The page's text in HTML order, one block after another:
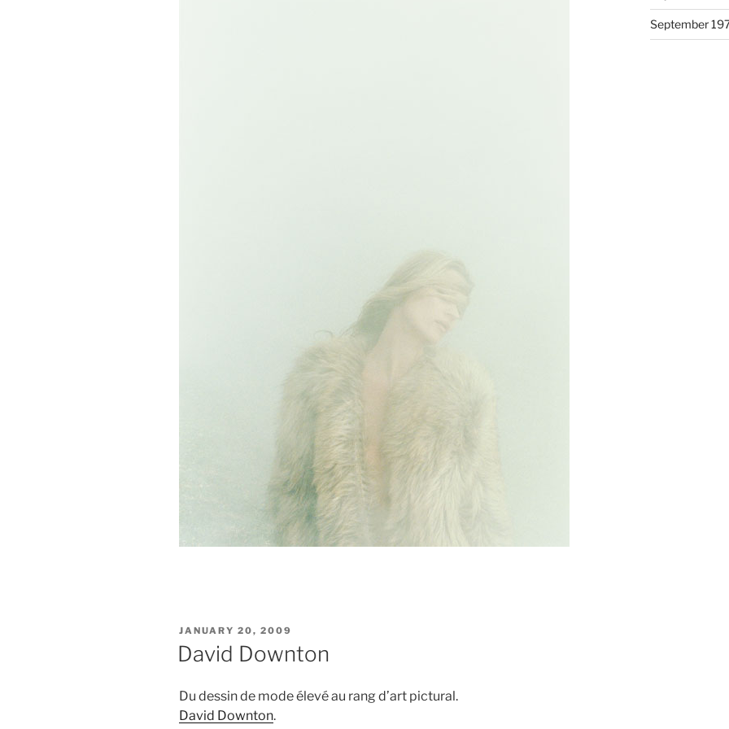
POSTED
ON
JANUARY 20, 2009
David Downton
Du dessin de mode élevé au rang d’art pictural.
David Downton.
September